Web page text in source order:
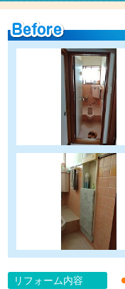
リフォーム内容